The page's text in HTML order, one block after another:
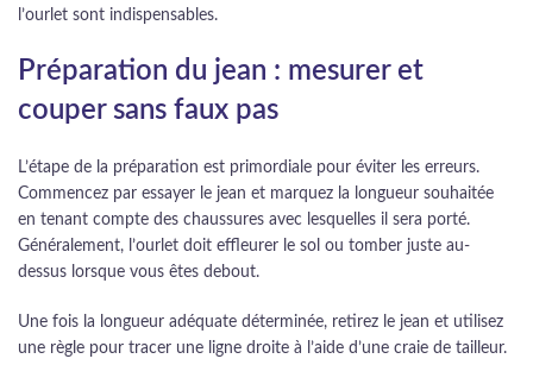
l’ourlet sont indispensables.
Préparation du jean : mesurer et
couper sans faux pas
L’étape de la préparation est primordiale pour éviter les erreurs.
Commencez par essayer le jean et marquez la longueur souhaitée
en tenant compte des chaussures avec lesquelles il sera porté.
Généralement, l’ourlet doit effleurer le sol ou tomber juste au-
dessus lorsque vous êtes debout.
Une fois la longueur adéquate déterminée, retirez le jean et utilisez
une règle pour tracer une ligne droite à l’aide d’une craie de tailleur.